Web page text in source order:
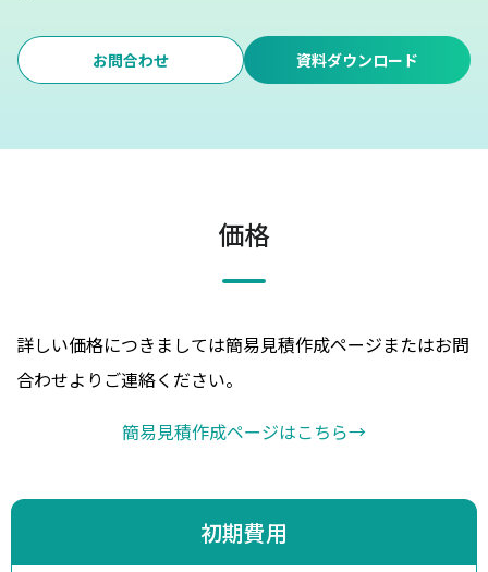
お問合わせ 資料ダウンロード
価格
詳しい価格につきましては簡易見積作成ページまたはお問
合わせよりご連絡ください。
簡易見積作成ページはこちら→
初期費用